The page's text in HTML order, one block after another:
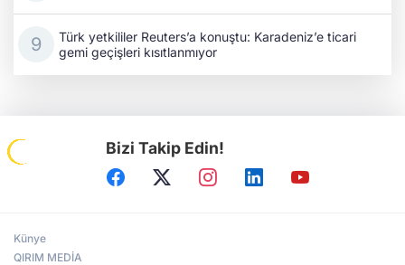
Türk yetkililer Reuters’a konuştu: Karadeniz’e ticari
gemi geçişleri kısıtlanmıyor
Bizi Takip Edin!
Künye
QIRIM MEDİA